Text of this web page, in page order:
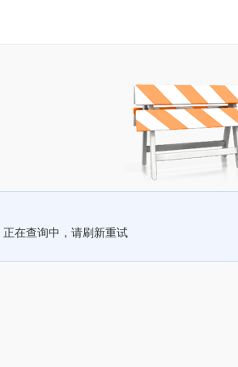
正在查询中，请刷新重试